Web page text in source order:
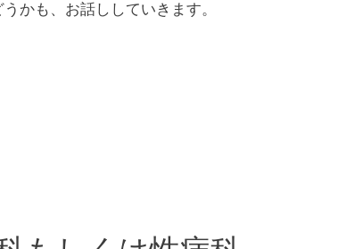
かも、お話ししていきます。